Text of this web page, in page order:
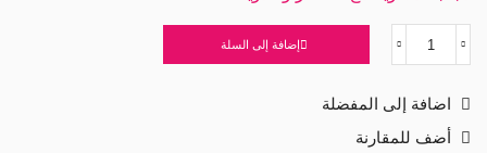
كمية
مع
الخضار
إضافة إلى السلة
اضافة إلى المفضلة
أضف للمقارنة